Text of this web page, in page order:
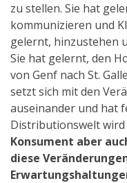
zu stellen. Sie hat
kommunizieren und
gelernt, hinzustehen
Sie hat gelernt, den
von Genf nach St.
setzt sich mit den
auseinander und hat
Distributionswelt
Konsument aber
diese